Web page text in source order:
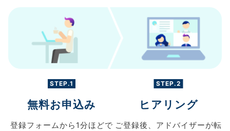
STEP.1
無料お申込み
登録フォームから 1分ほどで
STEP.2
ヒアリング
ご登録後、 アドバイザーが転